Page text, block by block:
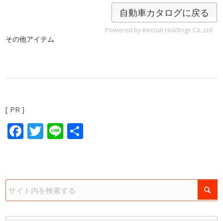
自動車カタログに戻る
Powered by Recruit Holdings Co.,Ltd
その他アイテム
[ PR ]
Facebook
Twitter
Line